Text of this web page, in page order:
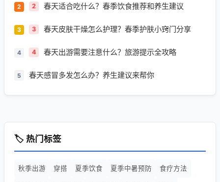
2 春天适合吃什么？春季饮食推荐和养生建议
3 春天皮肤干燥怎么护理？春季护肤小窍门分享
4 春天出游需要注意什么？旅游提示全攻略
5 春天感冒多发怎么办？养生建议来帮你
🏷️ 热门标签
秋季出游 穿搭 夏季饮食 夏季中暑预防 食疗方法